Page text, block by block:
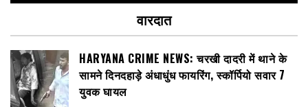
वारदात
HARYANA CRIME NEWS: चरखी दादरी में थाने के
सामने दिनदहाड़े अंधाधुंध फायरिंग, स्कॉर्पियो सवार 7
युवक घायल